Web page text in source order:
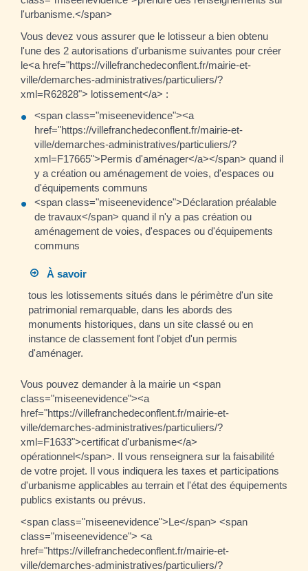
l'urbanisme.</span>
Vous devez vous assurer que le lotisseur a bien obtenu
l'une des 2 autorisations d'urbanisme suivantes pour créer
le<a href="https://villefranchedeconflent.fr/mairie-et-
ville/demarches-administratives/particuliers/?
xml=R62828"> lotissement</a> :
<span class="miseenevidence"><a
href="https://villefranchedeconflent.fr/mairie-et-
ville/demarches-administratives/particuliers/?
xml=F17665">Permis d'aménager</a></span> quand il
y a création ou aménagement de voies, d'espaces ou
d'équipements communs
<span class="miseenevidence">Déclaration préalable
de travaux</span> quand il n'y a pas création ou
aménagement de voies, d'espaces ou d'équipements
communs
À savoir
tous les lotissements situés dans le périmètre d'un site
patrimonial remarquable, dans les abords des
monuments historiques, dans un site classé ou en
instance de classement font l'objet d'un permis
d'aménager.
Vous pouvez demander à la mairie un <span
class="miseenevidence"><a
href="https://villefranchedeconflent.fr/mairie-et-
ville/demarches-administratives/particuliers/?
xml=F1633">certificat d'urbanisme</a>
opérationnel</span>. Il vous renseignera sur la faisabilité
de votre projet. Il vous indiquera les taxes et participations
d'urbanisme applicables au terrain et l'état des équipements
publics existants ou prévus.
<span class="miseenevidence">Le</span> <span
class="miseenevidence"> <a
href="https://villefranchedeconflent.fr/mairie-et-
ville/demarches-administratives/particuliers/?